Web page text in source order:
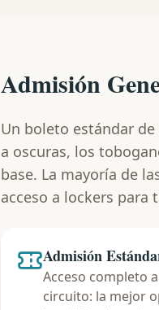
Admisión
Un boleto estándar
a oscuras, los
base. La mayoría de
acceso a lockers para
Admisión
Acceso completo
circuito: la mejor